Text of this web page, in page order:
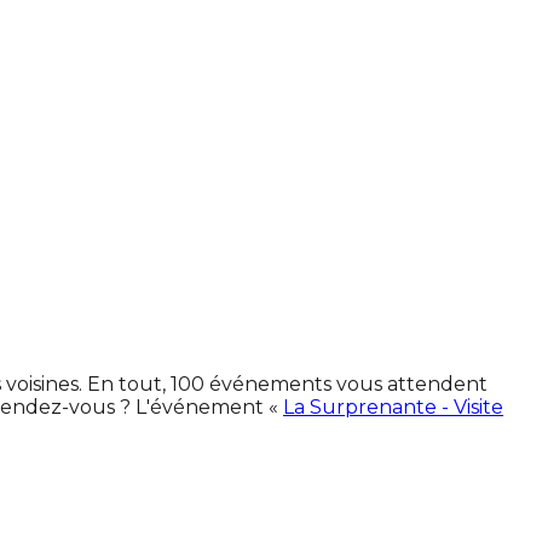
En tout, 100 événements vous attendent
vous ? L'événement « La Surprenante - Visite